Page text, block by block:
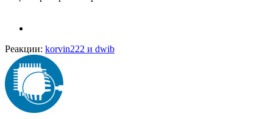
Реакции: korvin222 и dwib